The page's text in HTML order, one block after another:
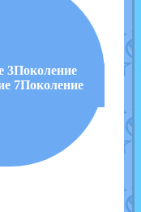
3Поколение
7Поколение